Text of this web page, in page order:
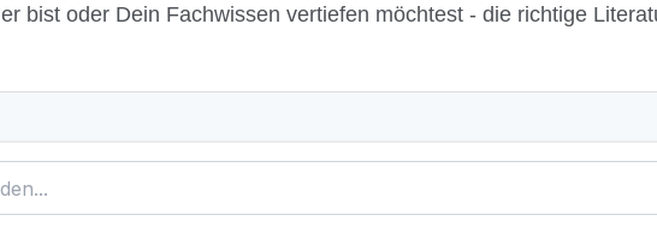
bist oder Dein Fachwissen vertiefen möchtest - die richtige